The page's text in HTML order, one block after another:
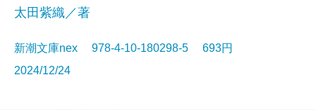
太田紫織／著
新潮文庫nex 978-4-10-180298-5 693円
2024/12/24